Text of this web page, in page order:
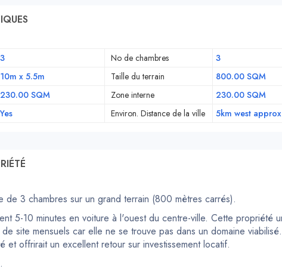
3 No de chambres
3
10m x 5.5m Taille du terrain
800.00 SQM
230.00 SQM Zone interne
230.00 SQM
Yes Environ. Distance de la ville 5km west approx
de 3 chambres sur un grand terrain (800 mètres carrés).
5-10 minutes en voiture à l'ouest du centre-ville. Cette propriété
site mensuels car elle ne se trouve pas dans un domaine
et offrirait un excellent retour sur investissement locatif.